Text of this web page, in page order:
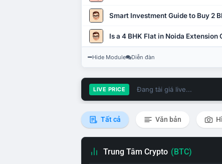
Smart Investment Guide to Buy 2
Is a 4 BHK Flat in Noida Extension
Hide Module Diễn đàn
LIVE PRICE Đang tải giá live...
Tất cả Văn bản
Trung Tâm Crypto (BTC)